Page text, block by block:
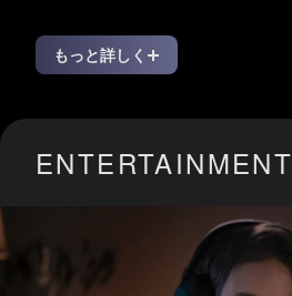
もっと詳しく
ENTERTAINMENT